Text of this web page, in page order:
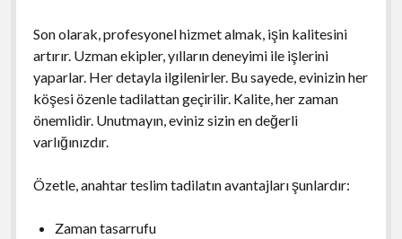
Son olarak, profesyonel hizmet almak, işin kalitesini
artırır. Uzman ekipler, yılların deneyimi ile işlerini
yaparlar. Her detayla ilgilenirler. Bu sayede, evinizin her
köşesi özenle tadilattan geçirilir. Kalite, her zaman
önemlidir. Unutmayın, eviniz sizin en değerli
varlığınızdır.
Özetle, anahtar teslim tadilatın avantajları şunlardır:
Zaman tasarrufu